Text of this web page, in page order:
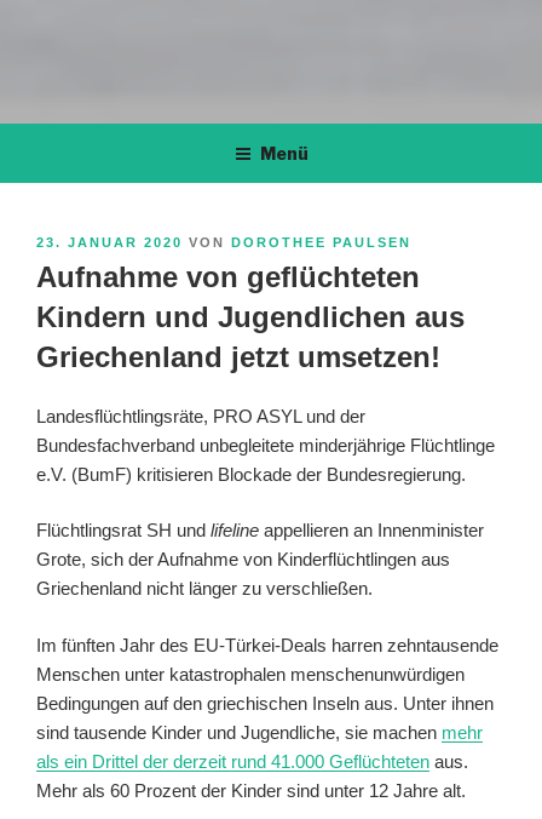
Menü
VERÖFFENTLICHT
AM
23. JANUAR 2020 VON DOROTHEE PAULSEN
Aufnahme von geflüchteten
Kindern und Jugendlichen aus
Griechenland jetzt umsetzen!
Landesflüchtlingsräte, PRO ASYL und der
Bundesfachverband unbegleitete minderjährige Flüchtlinge
e.V. (BumF) kritisieren Blockade der Bundesregierung.
Flüchtlingsrat SH und lifeline appellieren an Innenminister
Grote, sich der Aufnahme von Kinderflüchtlingen aus
Griechenland nicht länger zu verschließen.
Im fünften Jahr des EU-Türkei-Deals harren zehntausende
Menschen unter katastrophalen menschenunwürdigen
Bedingungen auf den griechischen Inseln aus. Unter ihnen
sind tausende Kinder und Jugendliche, sie machen mehr
als ein Drittel der derzeit rund 41.000 Geflüchteten aus.
Mehr als 60 Prozent der Kinder sind unter 12 Jahre alt.